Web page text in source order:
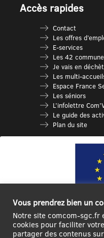
Accès rapides
Contact
Les offres
E-services
Les 42
Je vais en
Les multi-
Espace France
Les séniors
L’infolettre
Le guide des
Plan du site
Ce site internet a été
Européen de
Vous prendrez bien un
Notre site comcom-sgc.fr
cookies pour faciliter
partager des contenus